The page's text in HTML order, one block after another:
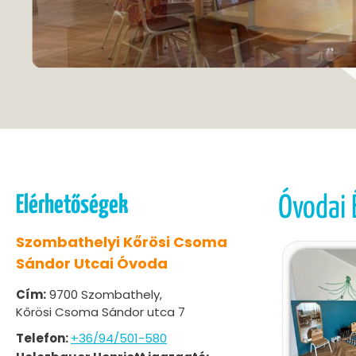
Elérhetőségek
Szombathelyi Kőrösi Csoma
Sándor Utcai Óvoda
Cím:9700 Szombathely,
Kőrösi Csoma Sándor utca 7
Telefon:+36/94/501-580
Óvodai